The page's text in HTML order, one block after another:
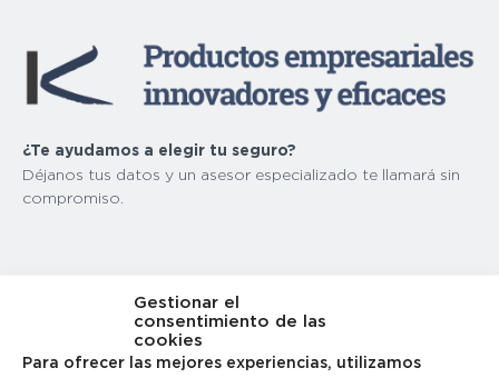
Gestionar el
consentimiento de las
cookies
Para ofrecer las mejores experiencias, utilizamos
¿Te ayudamos a elegir tu seguro?
Déjanos tus datos y un asesor especializado te llamará sin
compromiso.
(obligatorio)